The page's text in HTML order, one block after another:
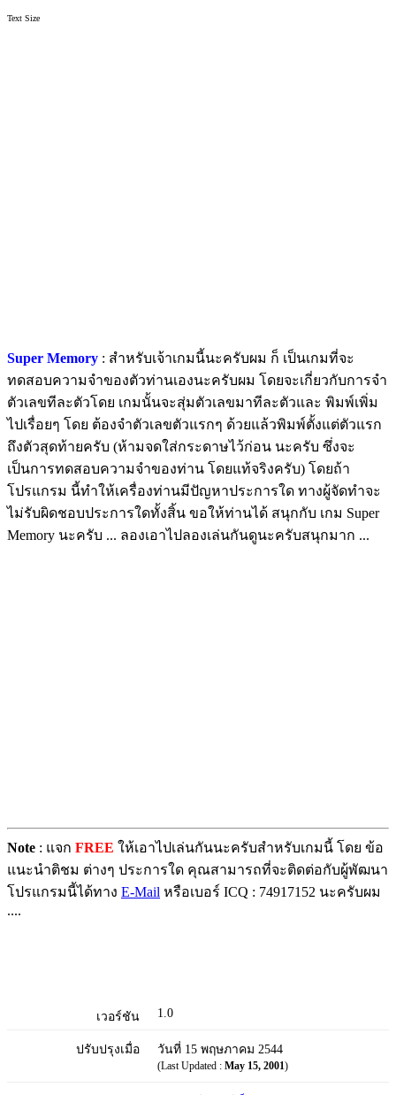
Text Size
Super Memory : สำหรับเจ้าเกมนี้นะครับผม ก็ เป็นเกมที่จะ
ทดสอบความจำของตัวท่านเองนะครับผม โดยจะเกี่ยวกับการจำ
ตัวเลขทีละตัวโดย เกมนั้นจะสุ่มตัวเลขมาทีละตัวและ พิมพ์เพิ่ม
ไปเรื่อยๆ โดย ต้องจำตัวเลขตัวแรกๆ ด้วยแล้วพิมพ์ตั้งแต่ตัวแรก
ถึงตัวสุดท้ายครับ (ห้ามจดใส่กระดาษไว้ก่อน นะครับ ซึ่งจะ
เป็นการทดสอบความจำของท่าน โดยแท้จริงครับ) โดยถ้า
โปรแกรม นี้ทำให้เครื่องท่านมีปัญหาประการใด ทางผู้จัดทำจะ
ไม่รับผิดชอบประการใดทั้งสิ้น ขอให้ท่านได้ สนุกกับ เกม Super
Memory นะครับ ... ลองเอาไปลองเล่นกันดูนะครับสนุกมาก ...
Note : แจก FREE ให้เอาไปเล่นกันนะครับสำหรับเกมนี้ โดย ข้อ
แนะนำติชม ต่างๆ ประการใด คุณสามารถที่จะติดต่อกับผู้พัฒนา
โปรแกรมนี้ได้ทาง E-Mail หรือเบอร์ ICQ : 74917152 นะครับผม
....
เวอร์ชัน 1.0
ปรับปรุงเมื่อ วันที่ 15 พฤษภาคม 2544
(Last Updated : May 15, 2001)